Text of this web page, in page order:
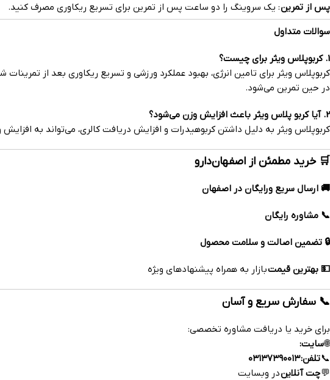
پس از تمرین: یک سروینگ را دو ساعت پس از تمرین برای تسریع ریکاوری مصرف کنید.
سوالات متداول
1. کربوپلاس ویثر برای چیست؟
کربوپلاس ویثر برای تامین انرژی، بهبود عملکرد ورزشی و تسریع ریکاوری بعد از
در حین تمرین می‌شود.
2. آیا کربو پلاس ویثر باعث افزایش وزن می‌شود؟
کربوپلاس ویثر به دلیل داشتن کربوهیدرات و افزایش دریافت کالری، می‌تواند به
🛒 خرید مطمئن از اصفهان‌دارو
🚚 ارسال سریع ورایگان در اصفهان
📞 مشاوره رایگان
🔒 تضمین اصالت و سلامت محصول
💵 بهترین قیمتبازار به همراه پیشنهادهای ویژه
📞 سفارش سریع و آسان
برای خرید یا دریافت مشاوره تخصصی:
🌐سایت:
📞تلفن:۰۳۱۳۷۳۹۰۰۱۳
💬چت آنلایندر وبسایت